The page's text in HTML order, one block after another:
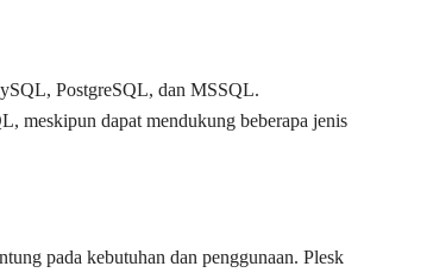
PostgreSQL, dan MSSQL.
meskipun dapat mendukung beberapa jenis
pada kebutuhan dan penggunaan. Plesk